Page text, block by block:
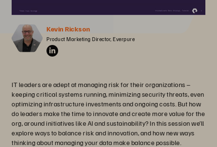
Kevin Rickson
Product Marketing Director, Everpure
IT leaders are adept at managing risk for their organizations –
keeping critical systems running, minimizing security threats, even
optimizing infrastructure investments and ongoing costs. But how
do leaders make the time to innovate and create more value for the
org, around initiatives like AI and sustainability? In this session we’ll
explore ways to balance risk and innovation, and how new ways
thinking about managing your data make balance possible.